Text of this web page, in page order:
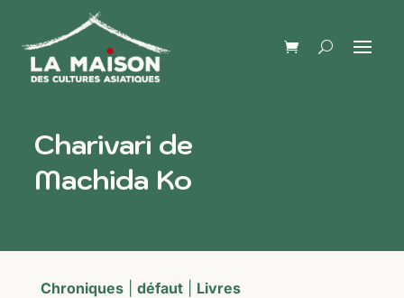
Charivari de
Machida Ko
Chroniques| défaut| Livres